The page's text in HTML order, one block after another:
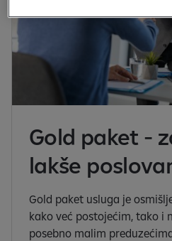
Gold paket -
lakše
Gold paket usluga je
kako već postojećim, tako i
posebno malim